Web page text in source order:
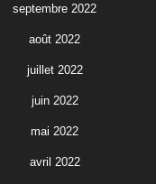
septembre 2022
août 2022
juillet 2022
juin 2022
mai 2022
avril 2022